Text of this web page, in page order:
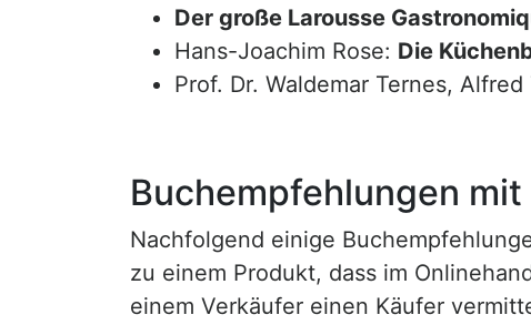
Der große Larousse
Hans-Joachim Rose: Die
Prof. Dr. Waldemar Ternes, Alfred
Buchempfehlungen
Nachfolgend einige
zu einem Produkt, dass im
einem Verkäufer einen Käufer